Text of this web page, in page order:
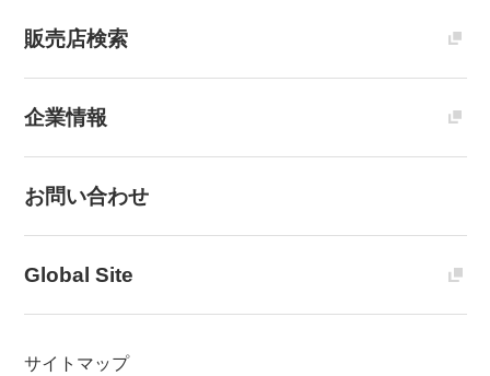
販売店検索
企業情報
お問い合わせ
Global Site
サイトマップ